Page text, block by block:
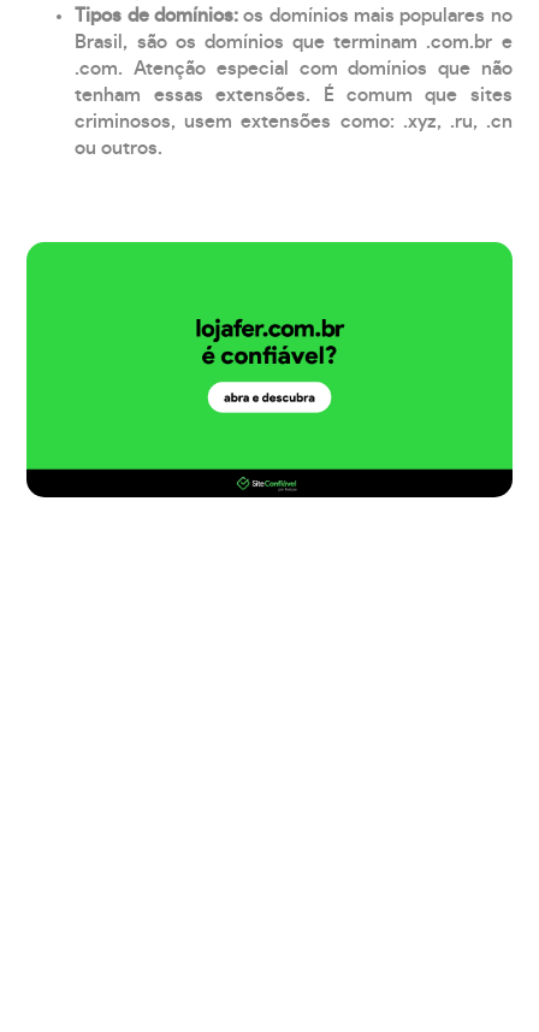
Tipos de domínios:os domínios mais populares no
Brasil, são os domínios que terminam .com.br e
.com. Atenção especial com domínios que não
tenham essas extensões. É comum que sites
criminosos, usem extensões como: .xyz, .ru, .cn
ou outros.